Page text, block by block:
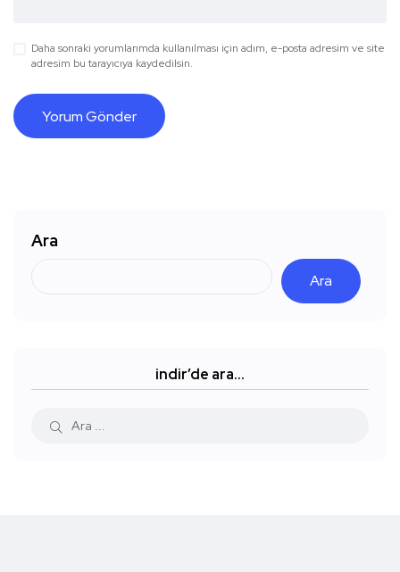
Daha sonraki yorumlarımda kullanılması için adım, e-posta adresim ve site
adresim bu tarayıcıya kaydedilsin.
Ara
Ara
indir’de ara…